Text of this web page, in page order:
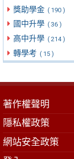
獎助學金 ( 190 )
國中升學 ( 36 )
高中升學 ( 214 )
轉學考 ( 15 )
著作權聲明
隱私權政策
網站安全政策